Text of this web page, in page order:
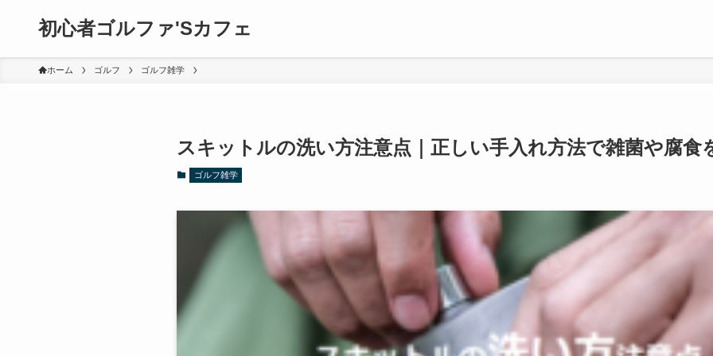
初心者ゴルファ'Sカフェ
ホーム ゴルフ ゴルフ雑学
スキットルの洗い方注意点｜正しい手入れ方法で雑菌や腐食
ゴルフ雑学